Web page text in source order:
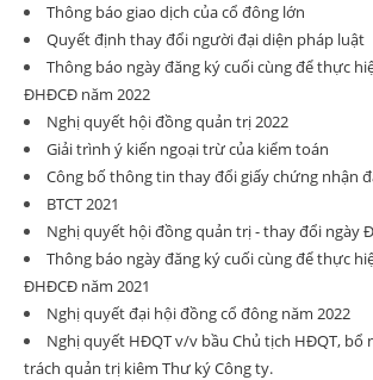
Thông báo giao dịch của cổ đông lớn
Quyết định thay đổi người đại diện pháp luật
Thông báo ngày đăng ký cuối cùng để thực
ĐHĐCĐ năm 2022
Nghị quyết hội đồng quản trị 2022
Giải trình ý kiến ngoại trừ của kiểm toán
Công bố thông tin thay đổi giấy chứng nhận
BTCT 2021
Nghị quyết hội đồng quản trị - thay đổi ngày
Thông báo ngày đăng ký cuối cùng để thực
ĐHĐCĐ năm 2021
Nghị quyết đại hội đồng cổ đông năm 2022
Nghị quyết HĐQT v/v bầu Chủ tịch HĐQT, bổ
trách quản trị kiêm Thư ký Công ty.